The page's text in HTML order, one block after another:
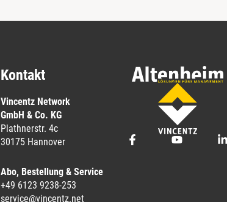
Kontakt
Vincentz Network
GmbH & Co. KG
Plathnerstr. 4c
30175 Hannover
Abo, Bestellung & Service
+49 6123 9238-253
service@vincentz.net